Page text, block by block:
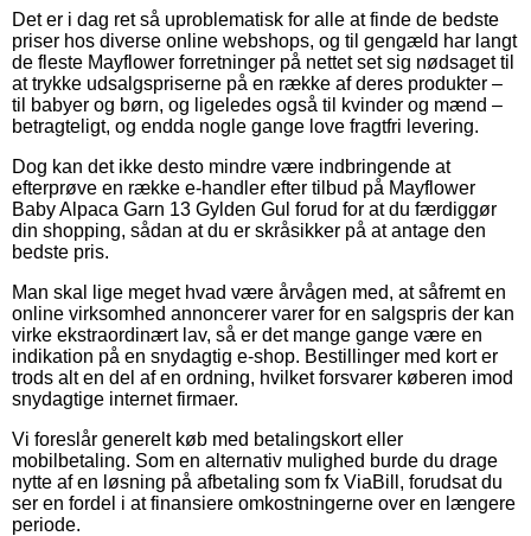
Det er i dag ret så uproblematisk for alle at finde de bedste
priser hos diverse online webshops, og til gengæld har langt
de fleste Mayflower forretninger på nettet set sig nødsaget til
at trykke udsalgspriserne på en række af deres produkter –
til babyer og børn, og ligeledes også til kvinder og mænd –
betragteligt, og endda nogle gange love fragtfri levering.
Dog kan det ikke desto mindre være indbringende at
efterprøve en række e-handler efter tilbud på Mayflower
Baby Alpaca Garn 13 Gylden Gul forud for at du færdiggør
din shopping, sådan at du er skråsikker på at antage den
bedste pris.
Man skal lige meget hvad være årvågen med, at såfremt en
online virksomhed annoncerer varer for en salgspris der kan
virke ekstraordinært lav, så er det mange gange være en
indikation på en snydagtig e-shop. Bestillinger med kort er
trods alt en del af en ordning, hvilket forsvarer køberen imod
snydagtige internet firmaer.
Vi foreslår generelt køb med betalingskort eller
mobilbetaling. Som en alternativ mulighed burde du drage
nytte af en løsning på afbetaling som fx ViaBill, forudsat du
ser en fordel i at finansiere omkostningerne over en længere
periode.